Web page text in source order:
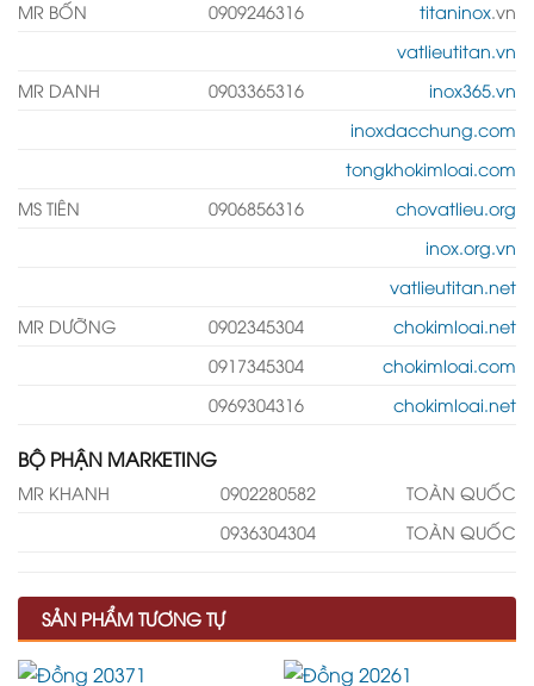
MR BỐN
0909246316 titaninox.vn
vatlieutitan.vn
MR DANH
0903365316
inox365.vn
inoxdacchung.com
tongkhokimloai.com
MS TIÊN
0906856316
chovatlieu.org
inox.org.vn
vatlieutitan.net
MR DƯỠNG
0902345304
chokimloai.net
0917345304
chokimloai.com
0969304316
chokimloai.net
BỘ PHẬN MARKETING
MR KHANH 0902280582
TOÀN QUỐC
0936304304
TOÀN QUỐC
SẢN PHẨM TƯƠNG TỰ